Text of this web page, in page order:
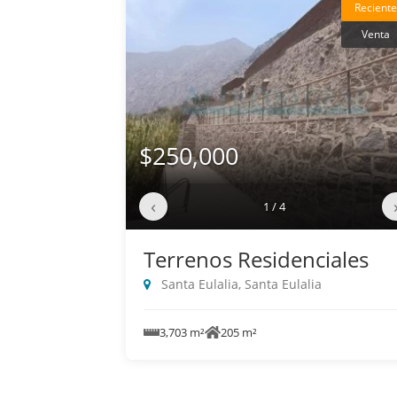
Reciente
Venta
$250,000
‹ 1 / 4
Terrenos Residenciales
Santa Eulalia, Santa Eulalia
3,703 m² 205 m²